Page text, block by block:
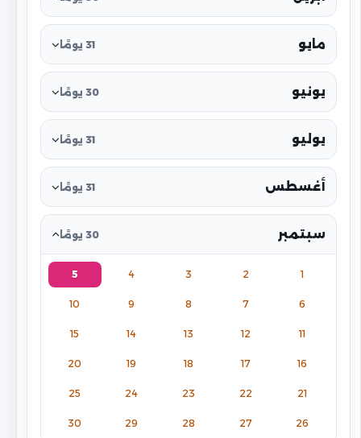
مايو 31 يومًا
يونيو 30 يومًا
يوليو 31 يومًا
أغسطس 31 يومًا
سبتمبر 30 يومًا
1
2
3
4
5
6
7
8
9
10
11
12
13
14
15
16
17
18
19
20
21
22
23
24
25
26
27
28
29
30